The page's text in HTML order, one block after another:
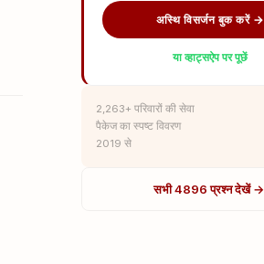
अस्थि विसर्जन बुक करें →
या व्हाट्सऐप पर पूछें
2,263+ परिवारों की सेवा
पैकेज का स्पष्ट विवरण
2019 से
सभी 4896 प्रश्न देखें →